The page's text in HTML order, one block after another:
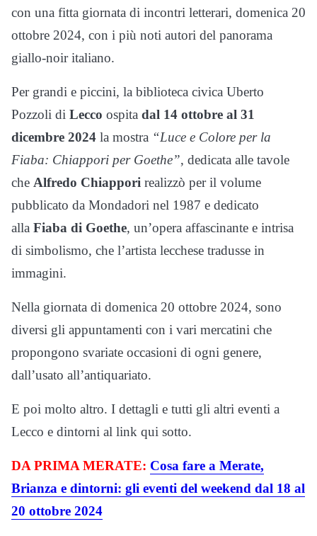
con una fitta giornata di incontri letterari, domenica 20
ottobre 2024, con i più noti autori del panorama
giallo-noir italiano.
Per grandi e piccini, la biblioteca civica Uberto
Pozzoli di Lecco ospita dal 14 ottobre al 31
dicembre 2024 la mostra “Luce e Colore per la
Fiaba: Chiappori per Goethe”, dedicata alle tavole
che Alfredo Chiappori realizzò per il volume
pubblicato da Mondadori nel 1987 e dedicato
alla Fiaba di Goethe, un’opera affascinante e intrisa
di simbolismo, che l’artista lecchese tradusse in
immagini.
Nella giornata di domenica 20 ottobre 2024, sono
diversi gli appuntamenti con i vari mercatini che
propongono svariate occasioni di ogni genere,
dall’usato all’antiquariato.
E poi molto altro. I dettagli e tutti gli altri eventi a
Lecco e dintorni al link qui sotto.
DA PRIMA MERATE: Cosa fare a Merate,
Brianza e dintorni: gli eventi del weekend dal 18 al
20 ottobre 2024